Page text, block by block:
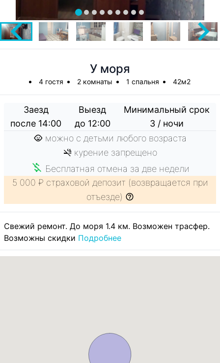
У моря
4 гостя 2 комнаты 1 спальня 42м2
Заезд
после 14:00
Выезд
до 12:00
Минимальный срок
3 / ночи
можно с детьми любого возраста
курение запрещено
Бесплатная отмена за две недели
5 000 ₽ страховой депозит (возвращается при
отъезде)
Свежий ремонт. До моря 1.4 км. Возможен трасфер.
Возможны скидки Подробнее